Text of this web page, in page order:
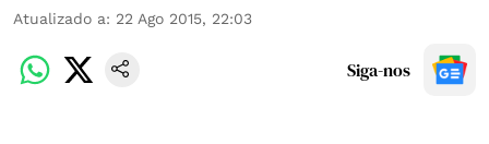
Atualizado a: 22 Ago 2015, 22:03
Siga-nos